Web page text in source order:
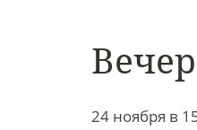
24 ноября в